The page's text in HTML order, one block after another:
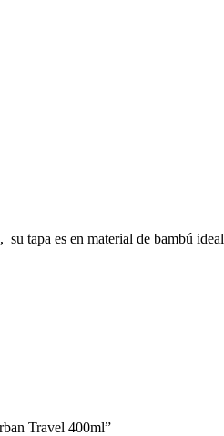
tapa es en material de bambú
Travel 400ml”